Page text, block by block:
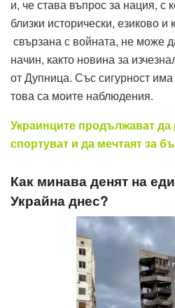
и, че става въпрос за нация, с
близки исторически, езиково
свързана с войната, не може
начин, както новина за
от Дупница. Със сигурност
това са моите наблюдения.
Украинците продължават да
спортуват и да мечтаят за
Как минава денят на
Украйна днес?